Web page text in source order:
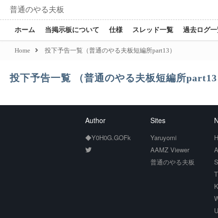
普通のやる夫板
ホーム 当掲示板について 仕様 スレッド一覧 過去ログ
Home 投下予告一覧（普通のやる夫板短編所part13）
投下予告一覧 （普通のやる夫板短編所
Author
◆Y0H0G.GOFk
Sites
Yaruyomi
AAMZ Viewer
普通のやる夫板